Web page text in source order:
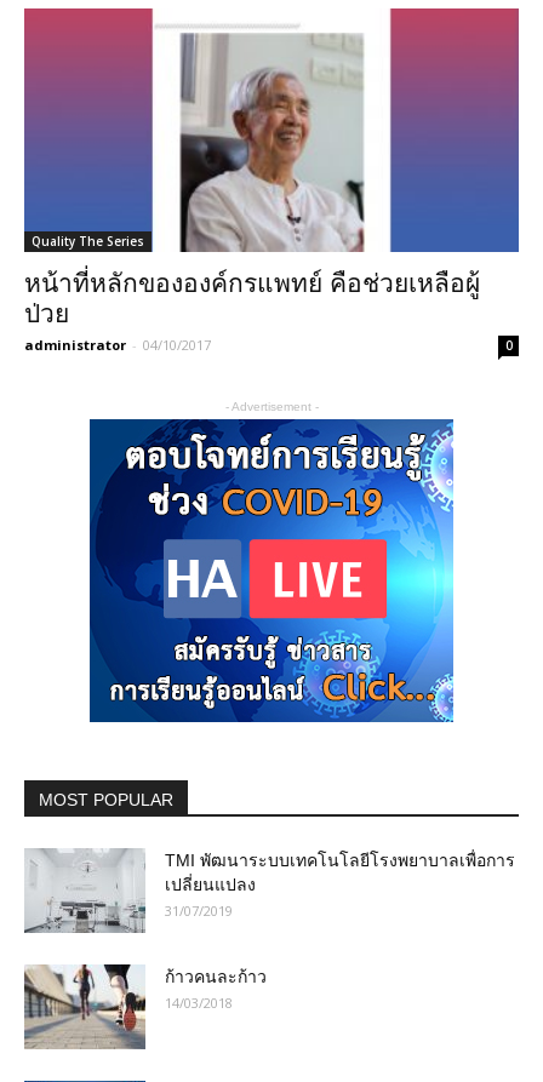
Quality The Series
หน้าที่หลักขององค์กรแพทย์ คือช่วยเหลือผู้
ป่วย
administrator - 04/10/2017 0
- Advertisement -
MOST POPULAR
TMI พัฒนาระบบเทคโนโลยีโรงพยาบาลเพื่อการ
เปลี่ยนแปลง
31/07/2019
ก้าวคนละก้าว
14/03/2018